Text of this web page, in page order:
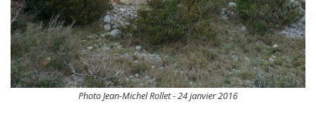
Photo Jean-Michel Rollet - 24 janvier 2016